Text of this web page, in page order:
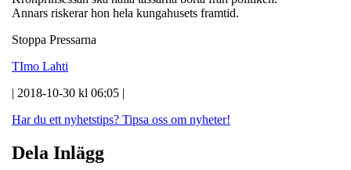
Annars riskerar hon hela kungahusets framtid.
Stoppa Pressarna
TImo Lahti
| 2018-10-30 kl 06:05 |
Har du ett nyhetstips? Tipsa oss om nyheter!
Dela Inlägg